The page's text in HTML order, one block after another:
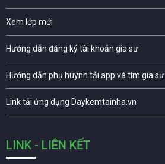
Xem lớp mới
Hướng dẫn đăng ký tài khoản gia sư
Hướng dẫn phụ huynh tải app và tìm gia sư
Link tải ứng dụng Daykemtainha.vn
LINK - LIÊN KẾT